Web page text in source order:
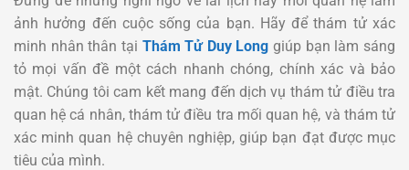
ảnh hưởng đến cuộc sống của bạn. Hãy để thám tử xác
minh nhân thân tại Thám Tử Duy Long giúp bạn làm sáng
tỏ mọi vấn đề một cách nhanh chóng, chính xác và bảo
mật. Chúng tôi cam kết mang đến dịch vụ thám tử điều tra
quan hệ cá nhân, thám tử điều tra mối quan hệ, và thám tử
xác minh quan hệ chuyên nghiệp, giúp bạn đạt được mục
tiêu của mình.